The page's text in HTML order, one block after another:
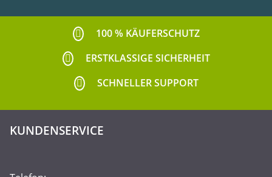
100 % KÄUFERSCHUTZ
ERSTKLASSIGE SICHERHEIT
SCHNELLER SUPPORT
KUNDENSERVICE